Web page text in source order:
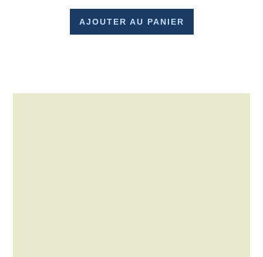
AJOUTER AU PANIER